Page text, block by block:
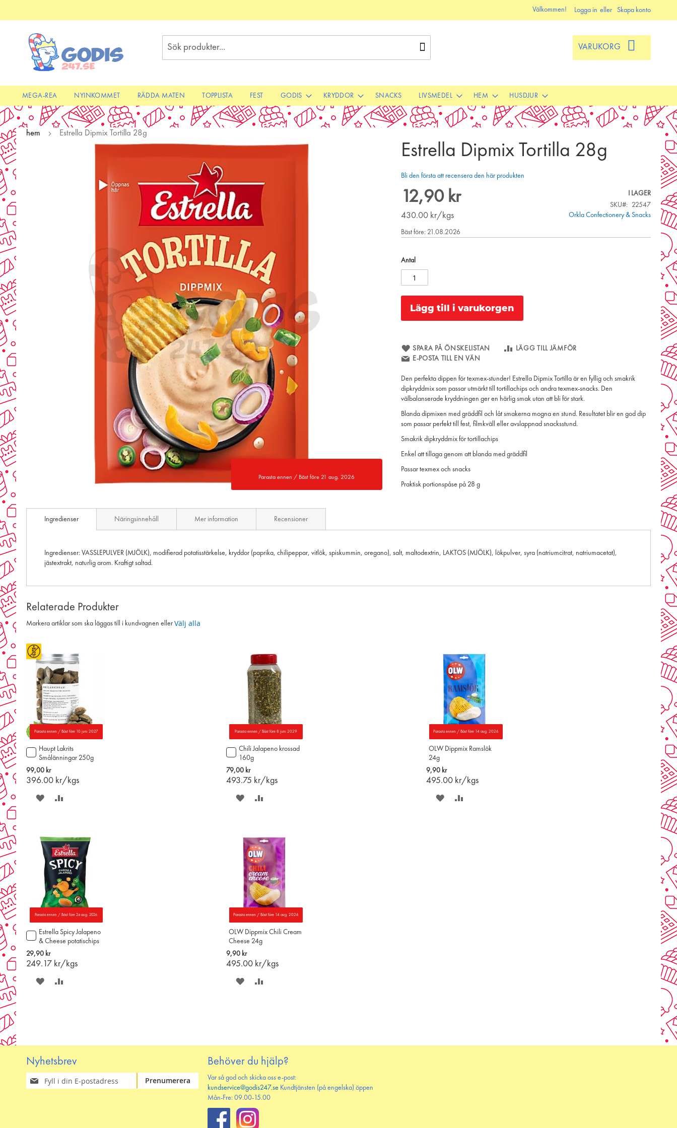
to
Välkommen! Logga in Skapa konto
VARUKORG
MEGA-REA NYINKOMMET RÄDDA MATEN TOPPLISTA FEST GODIS KRYDDOR SNACKS LIVSMEDEL HEM HUSDJUR
hem Estrella Dipmix Tortilla 28g
Parasta ennen / Bäst före 21 aug. 2026
to
images
Estrella Dipmix Tortilla 28g
Bli den första att recensera den här produkten
12,90 kr
430.00 kr/kgs
I LAGER
SKU
22547
Orkla Confectionery & Snacks
Bäst före: 21.08.2026
Antal
Lägg till i varukorgen
SPARA PÅ ÖNSKELISTAN
LÄGG TILL JÄMFÖR
E-POSTA TILL EN VÄN
Den perfekta dippen för texmex-stunder! Estrella Dipmix Tortilla är en fyllig och smakrik
dipkryddmix som passar utmärkt till tortillachips och andra texmex-snacks. Den
välbalanserade kryddningen ger en härlig smak utan att bli för stark.
Blanda dipmixen med gräddfil och låt smakerna mogna en stund. Resultatet blir en god dip
som passar perfekt till fest, filmkväll eller avslappnad snacksstund.
Smakrik dipkryddmix för tortillachips
Enkel att tillaga genom att blanda med gräddfil
Passar texmex och snacks
Praktisk portionspåse på 28 g
Ingredienser
Ingredienser: VASSLEPULVER (MJÖLK), modifierad potatisstärkelse, kryddor (paprika, chilipeppar, vitlök, spiskummin, oregano), salt, maltodextrin, LAKTOS (MJÖLK), lökpulver, syra (natriumcitrat, natriumacetat),
jästextrakt, naturlig arom. Kraftigt saltad.
Näringsinnehåll Mer information Recensioner
Relaterade Produkter
Markera artiklar som ska läggas till i kundvagnen eller Välj alla
Parasta ennen / Bäst före 10 juni 2027
Haupt Lakrits
Smålänningar 250g
99,00 kr
396.00 kr/kgs
Lägg
till
i
varukorgen
SPARA
Parasta ennen / Bäst före 8 juni 2029
Chili Jalapeno krossad
160g
79,00 kr
493.75 kr/kgs
Lägg
till
i
varukorgen
SPARA
Parasta ennen / Bäst före 14 aug. 2026
OLW Dippmix Ramslök
24g
9,90 kr
495.00 kr/kgs
SPARA
Parasta ennen / Bäst före 24 aug. 2026
Estrella Spicy Jalapeno
& Cheese potatischips
115g
29,90 kr
249.17 kr/kgs
Lägg
till
i
varukorgen
SPARA
Parasta ennen / Bäst före 14 aug. 2026
OLW Dippmix Chili Cream
Cheese 24g
9,90 kr
495.00 kr/kgs
SPARA
Nyhetsbrev
Prenumerera
på
Prenumerera
Behöver du hjälp?
Var så god och skicka oss e-post:
kundservice@godis247.se Kundtjänsten (på engelska) öppen
Mån-Fre: 09.00-15.00